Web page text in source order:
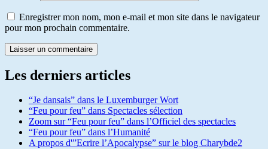
Enregistrer mon nom, mon e-mail et mon site dans le navigateur
pour mon prochain commentaire.
Les derniers articles
“Je dansais” dans le Luxemburger Wort
“Feu pour feu” dans Spectacles sélection
Zoom sur “Feu pour feu” dans l’Officiel des spectacles
“Feu pour feu” dans l’Humanité
A propos d'”Ecrire l’Apocalypse” sur le blog Charybde2